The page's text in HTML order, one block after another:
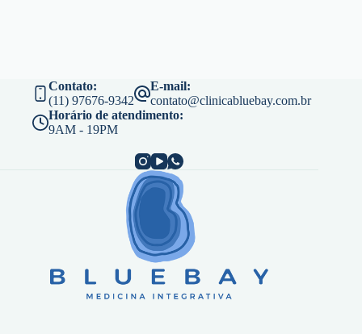
Contato:
(11) 97676-9342
E-mail:
contato@clinicabluebay.com.br
Horário de atendimento:
9AM - 19PM